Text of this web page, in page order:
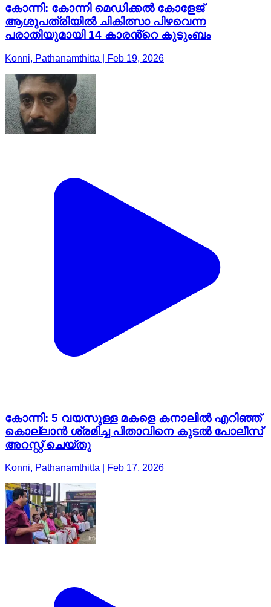
കോന്നി: കോന്നി മെഡിക്കൽ കോളേജ്
ആശുപത്രിയിൽ ചികിത്സാ പിഴവെന്ന
പരാതിയുമായി 14 കാരൻ്റെ കുടുംബം
Konni, Pathanamthitta | Feb 19, 2026
കോന്നി: 5 വയസുള്ള മകളെ കനാലിൽ എറിഞ്ഞ്
കൊല്ലാൻ ശ്രമിച്ച പിതാവിനെ കൂടൽ പോലീസ്
അറസ്റ്റ് ചെയ്തു
Konni, Pathanamthitta | Feb 17, 2026